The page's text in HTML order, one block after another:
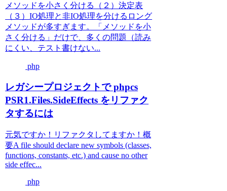
メソッドを小さく分ける（２）決定表
（３）IO処理と非IO処理を分けるロング
メソッドが多すぎます。「メソッドを小
さく分ける」だけで、多くの問題（読み
にくい、テスト書けない...
php
レガシープロジェクトで phpcs
PSR1.Files.SideEffects をリファク
タするには
元気ですか！リファクタしてますか！概
要A file should declare new symbols (classes,
functions, constants, etc.) and cause no other
side effec...
php